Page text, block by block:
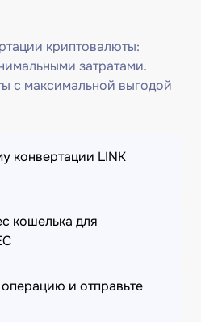
криптовалюты:
затратами.
с максимальной выгодой
конвертации LINK
кошелька для
и отправьте